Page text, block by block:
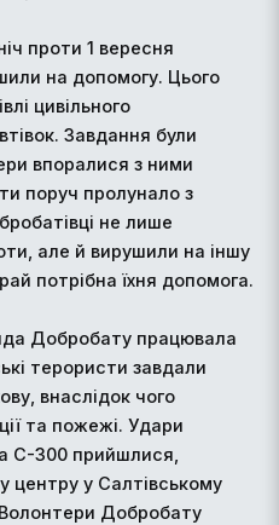
проти 1 вересня
на допомогу. Цього
цивільного
Завдання були
впоралися з ними
поруч пролунало з
не лише
але й вирушили на іншу
потрібна їхня допомога.
Добробату працювала
терористи завдали
внаслідок чого
та пожежі. Удари
С-300 прийшлися,
центру у Салтівському
Добробату